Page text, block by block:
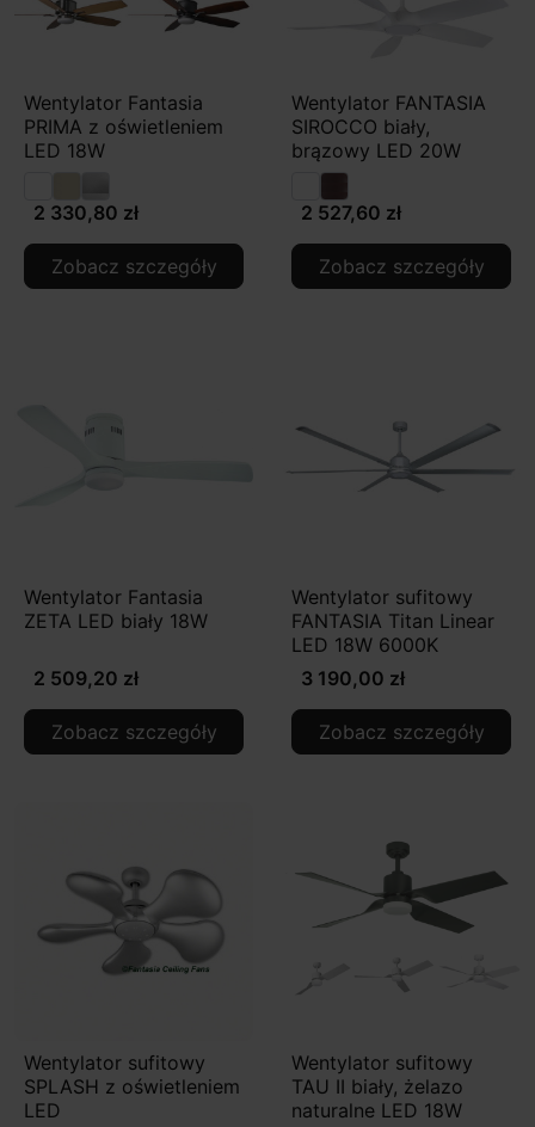
Wentylator Fantasia
PRIMA z oświetleniem
LED 18W
2 330,80 zł
Zobacz szczegóły
Wentylator FANTASIA
SIROCCO biały,
brązowy LED 20W
2 527,60 zł
Zobacz szczegóły
Wentylator Fantasia
ZETA LED biały 18W
2 509,20 zł
Zobacz szczegóły
Wentylator sufitowy
FANTASIA Titan Linear
LED 18W 6000K
3 190,00 zł
Zobacz szczegóły
Wentylator sufitowy
SPLASH z oświetleniem
LED
Wentylator sufitowy
TAU II biały, żelazo
naturalne LED 18W